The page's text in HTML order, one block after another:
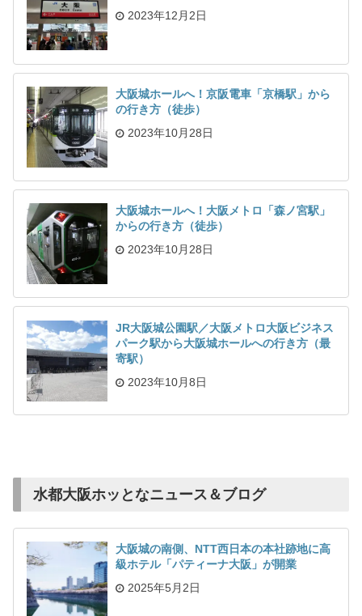
2023年12月2日
大阪城ホールへ！京阪電車「京橋駅」から
の行き方（徒歩）
2023年10月28日
大阪城ホールへ！大阪メトロ「森ノ宮駅」
からの行き方（徒歩）
2023年10月28日
JR大阪城公園駅／大阪メトロ大阪ビジネス
パーク駅から大阪城ホールへの行き方（最
寄駅）
2023年10月8日
水都大阪ホッとなニュース＆ブログ
大阪城の南側、NTT西日本の本社跡地に高
級ホテル「パティーナ大阪」が開業
2025年5月2日